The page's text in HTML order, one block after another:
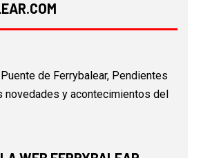
de Ferrybalear, Pendientes
novedades y acontecimientos del